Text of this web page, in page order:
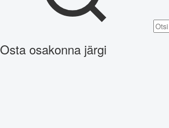
Osta osakonna järgi